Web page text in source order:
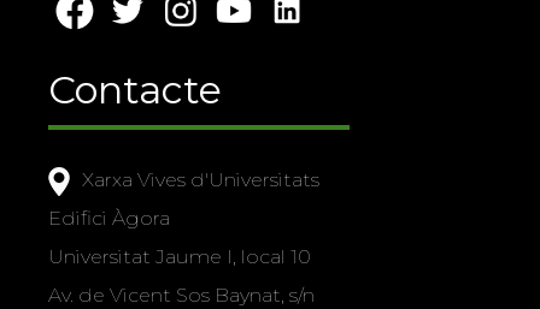
Contacte
Xarxa Vives d'Universitats
Edifici Àgora
Universitat Jaume I, local 10
Av. de Vicent Sos Baynat, s/n